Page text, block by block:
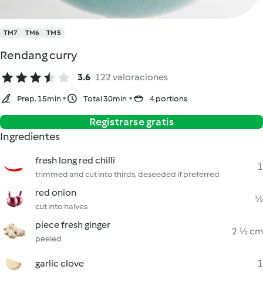
TM7 TM6 TM5
Rendang curry
3.6 122 valoraciones
Prep. 15min Total 30min 4 portions
Registrarse gratis
Ingredientes
fresh long red chilli
trimmed and cut into thirds, deseeded if preferred
1
red onion
cut into halves
½
piece fresh ginger
peeled
2 ½ cm
garlic clove 1